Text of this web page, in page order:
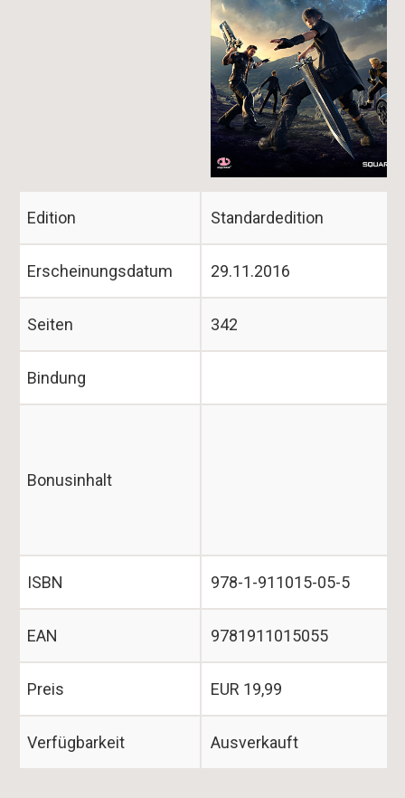
Edition Standardedition
Erscheinungsdatum 29.11.2016
Seiten 342
Bindung
Bonusinhalt
ISBN 978-1-911015-05-5
EAN 9781911015055
Preis EUR 19,99
Verfügbarkeit Ausverkauft